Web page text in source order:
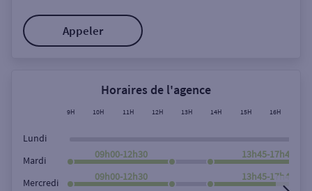
Autour de moi
Ville / Code postal
Rue
Appeler
Horaires de l'agence
9H 10H 11H 12H 13H 14H 15H 16H
Lundi
Mardi
09h00-12h30 13h45-17h45
Mercredi
09h00-12h30 13h45-17h45